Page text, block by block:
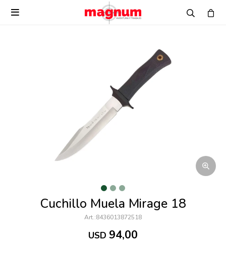

Cuchillo Muela Mirage 18
8436013872518
USD 94,00